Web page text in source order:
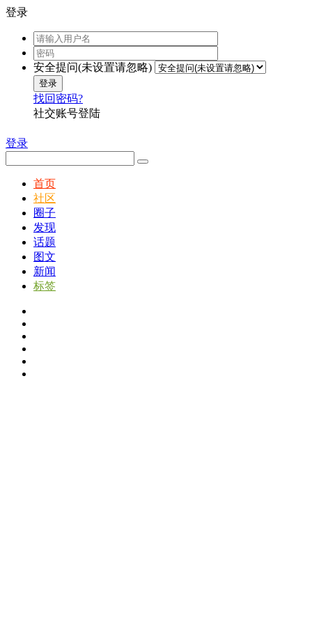
登录
安全提问(未设置请忽略)
登录
找回密码?
社交账号登陆
登录
首页
社区
圈子
发现
话题
图文
新闻
标签